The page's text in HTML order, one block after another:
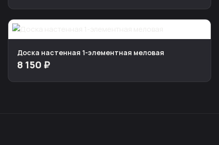
Доска настенная 1-элементная меловая
8 150 ₽